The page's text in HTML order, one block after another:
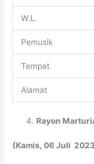
W.L.
Pemusik
Tempat
Alamat
Rayon
(Kamis, 06 Juli